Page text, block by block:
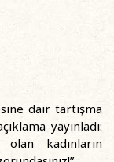
dair tartışma
yayınladı:
kadınların